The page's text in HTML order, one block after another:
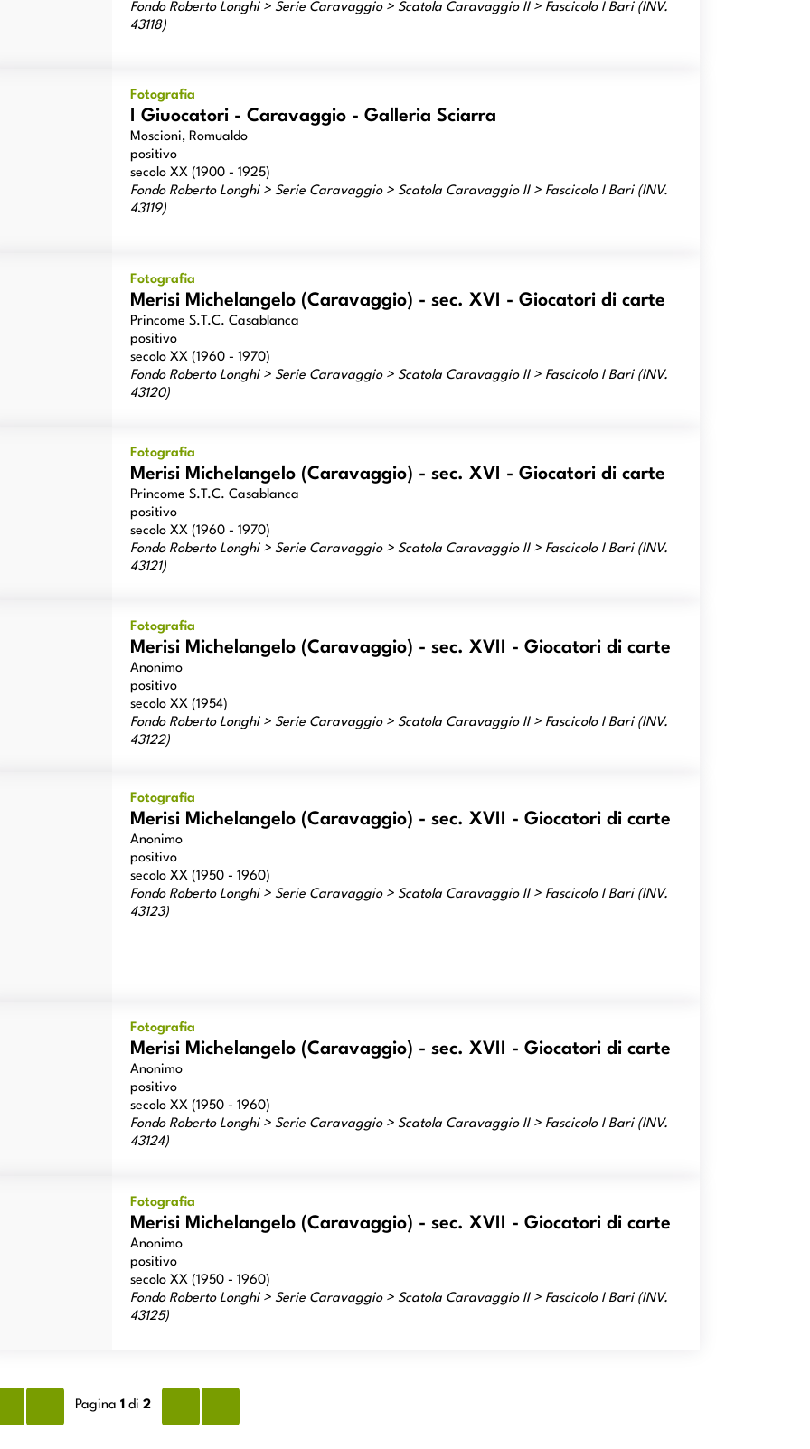
Fondo Roberto Longhi > Serie Caravaggio > Scatola Caravaggio II > Fascicolo I Bari (INV.
43118)
I Giuocatori - Caravaggio - Galleria Sciarra
Moscioni, Romualdo
Fotografia
positivo
secolo XX (1900 - 1925)
Fondo Roberto Longhi > Serie Caravaggio > Scatola Caravaggio II > Fascicolo I Bari (INV.
43119)
Merisi Michelangelo (Caravaggio) - sec. XVI - Giocatori di carte
Princome S.T.C. Casablanca
Fotografia
positivo
secolo XX (1960 - 1970)
Fondo Roberto Longhi > Serie Caravaggio > Scatola Caravaggio II > Fascicolo I Bari (INV.
43120)
Merisi Michelangelo (Caravaggio) - sec. XVI - Giocatori di carte
Princome S.T.C. Casablanca
Fotografia
positivo
secolo XX (1960 - 1970)
Fondo Roberto Longhi > Serie Caravaggio > Scatola Caravaggio II > Fascicolo I Bari (INV.
43121)
Merisi Michelangelo (Caravaggio) - sec. XVII - Giocatori di carte
Anonimo
Fotografia
positivo
secolo XX (1954)
Fondo Roberto Longhi > Serie Caravaggio > Scatola Caravaggio II > Fascicolo I Bari (INV.
43122)
Merisi Michelangelo (Caravaggio) - sec. XVII - Giocatori di carte
Anonimo
Fotografia
positivo
secolo XX (1950 - 1960)
Fondo Roberto Longhi > Serie Caravaggio > Scatola Caravaggio II > Fascicolo I Bari (INV.
43123)
Merisi Michelangelo (Caravaggio) - sec. XVII - Giocatori di carte
Anonimo
Fotografia
positivo
secolo XX (1950 - 1960)
Fondo Roberto Longhi > Serie Caravaggio > Scatola Caravaggio II > Fascicolo I Bari (INV.
43124)
Merisi Michelangelo (Caravaggio) - sec. XVII - Giocatori di carte
Anonimo
Fotografia
positivo
secolo XX (1950 - 1960)
Fondo Roberto Longhi > Serie Caravaggio > Scatola Caravaggio II > Fascicolo I Bari (INV.
43125)
Pagina 1 di 2